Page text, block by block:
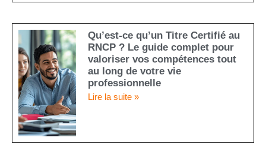
Qu’est-ce qu’un Titre Certifié au
RNCP ? Le guide complet pour
valoriser vos compétences tout
au long de votre vie
professionnelle
Lire la suite »